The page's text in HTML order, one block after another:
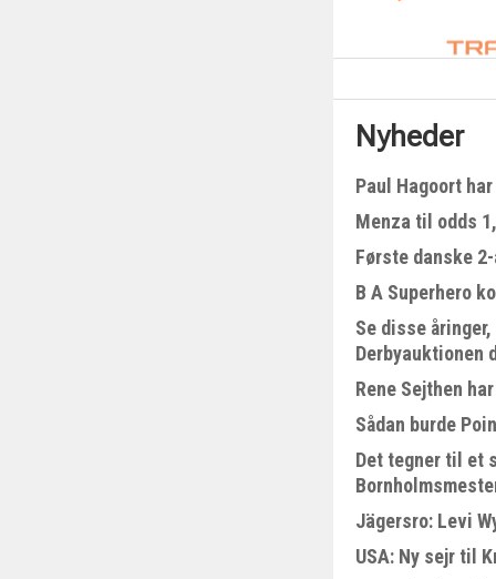
Nyheder
Paul Hagoort
Menza til odds
Første danske
B A Superhero
Se disse
Derbyauktionen
Rene Sejthen
Sådan burde
Det tegner til et
Jägersro: Levi
USA: Ny sejr til